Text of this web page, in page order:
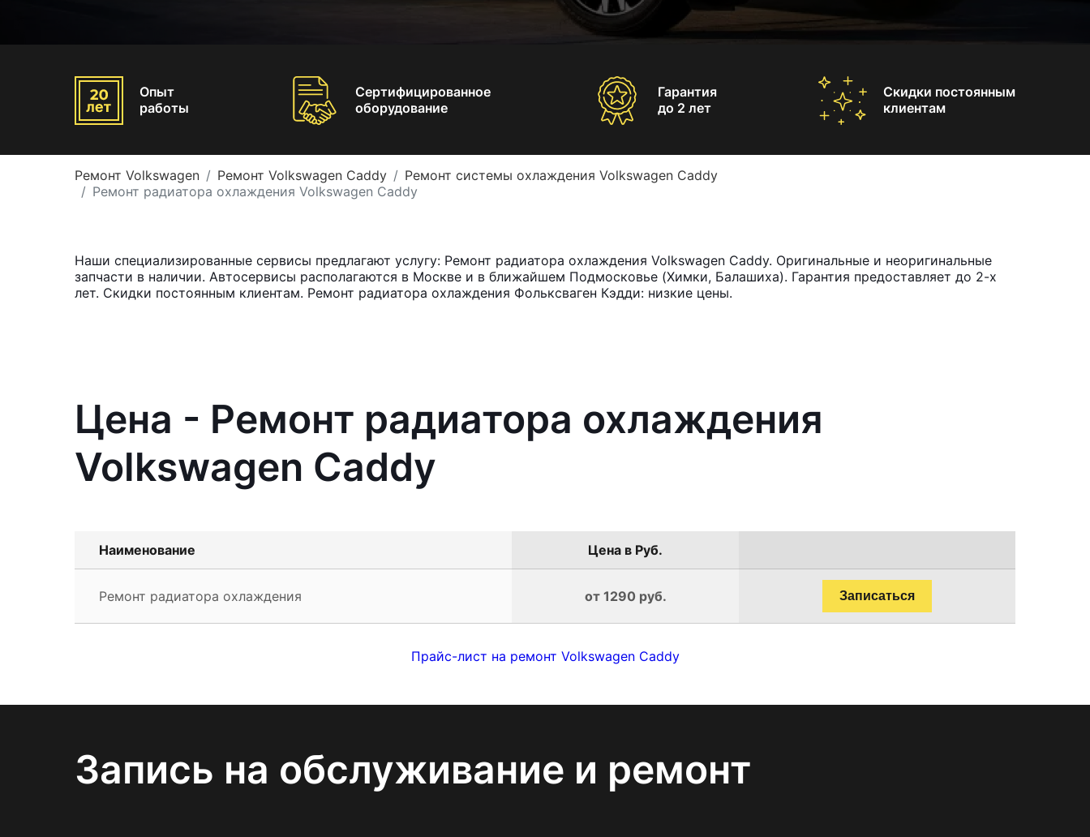
Опыт
работы
Сертифицированное
оборудование
Гарантия
до 2 лет
Скидки постоянным
клиентам
Ремонт Volkswagen Ремонт Volkswagen Caddy
Ремонт системы охлаждения Volkswagen Caddy
Ремонт радиатора охлаждения Volkswagen Caddy
Наши специализированные сервисы предлагают услугу: Ремонт радиатора охлаждения Volkswagen Caddy. Оригинальные и неоригинальные
запчасти в наличии. Автосервисы располагаются в Москве и в ближайшем Подмосковье (Химки, Балашиха). Гарантия предоставляет до 2-х
лет. Скидки постоянным клиентам. Ремонт радиатора охлаждения Фольксваген Кэдди: низкие цены.
Цена - Ремонт радиатора охлаждения
Volkswagen Caddy
Наименование Цена в Руб.
Ремонт радиатора охлаждения от 1290 руб. Записаться
Прайс-лист на ремонт Volkswagen Caddy
Запись на обслуживание и ремонт